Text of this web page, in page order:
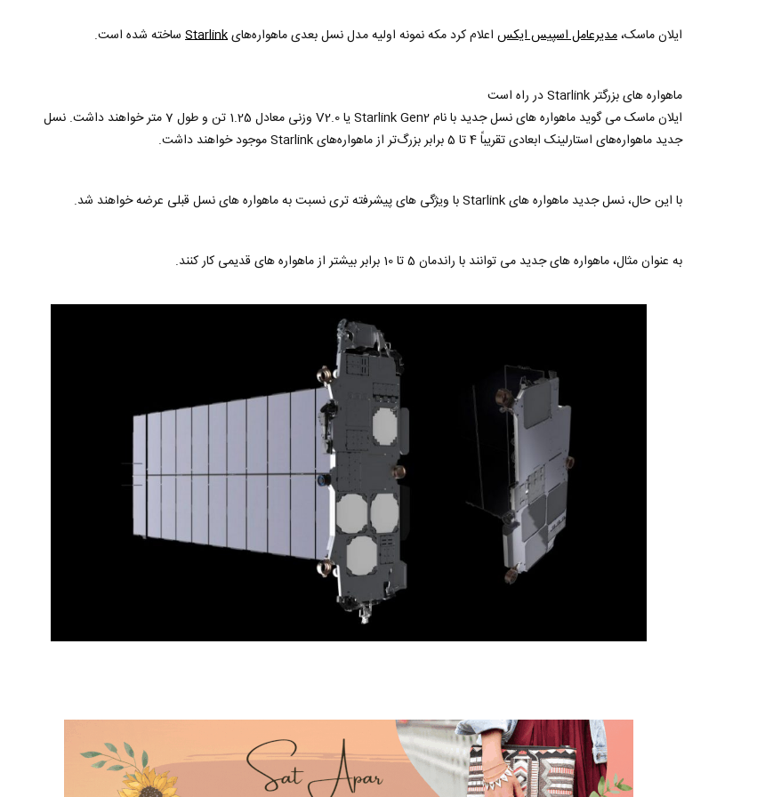
ایلان ماسک،مدیرعامل اسپیس ایکس اعلام کرد مکه نمونه اولیه مدل نسل بعدی ماهواره‌هایStarlink ساخته شده است.
ماهواره های بزرگتر Starlink در راه است
ایلان ماسک می گوید ماهواره های نسل جدید با نام Starlink Gen2 یا V2.0 وزنی معادل 1.25 تن و طول 7 متر خواهند داشت. نسل
جدید ماهواره‌های استارلینک ابعادی تقریباً 4 تا 5 برابر بزرگ‌تر از ماهواره‌های Starlink موجود خواهند داشت.
با این حال، نسل جدید ماهواره های Starlink با ویژگی های پیشرفته تری نسبت به ماهواره های نسل قبلی عرضه خواهند شد.
به عنوان مثال، ماهواره های جدید می توانند با راندمان 5 تا 10 برابر بیشتر از ماهواره های قدیمی کار کنند.